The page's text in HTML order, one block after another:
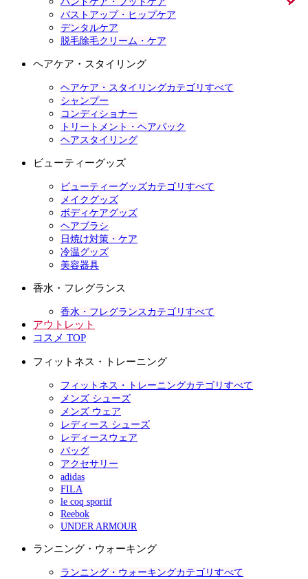
バストアップ・ヒップケア
デンタルケア
脱毛除毛クリーム・ケア
ヘアケア・スタイリング
ヘアケア・スタイリングカテゴリすべて
シャンプー
コンディショナー
トリートメント・ヘアパック
ヘアスタイリング
ビューティーグッズ
ビューティーグッズカテゴリすべて
メイクグッズ
ボディケアグッズ
ヘアブラシ
日焼け対策・ケア
冷温グッズ
美容器具
香水・フレグランス
香水・フレグランスカテゴリすべて
アウトレット
コスメ TOP
フィットネス・トレーニング
フィットネス・トレーニングカテゴリすべて
メンズ シューズ
メンズ ウェア
レディース シューズ
レディースウェア
バッグ
アクセサリー
adidas
FILA
le coq sportif
Reebok
UNDER ARMOUR
ランニング・ウォーキング
ランニング・ウォーキングカテゴリすべて